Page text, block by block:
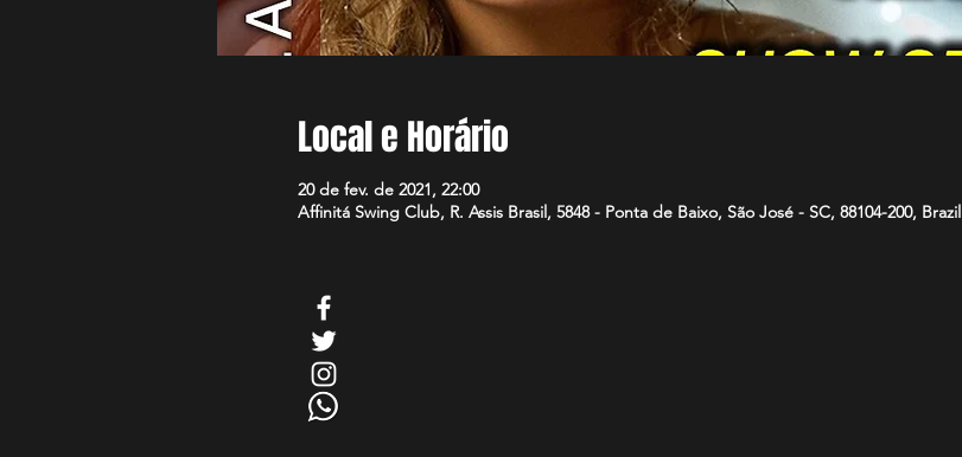
Local e Horário
20 de fev. de 2021, 22:00
Affinitá Swing Club, R. Assis Brasil, 5848 - Ponta de Baixo, São José - SC, 88104-200, Brazil